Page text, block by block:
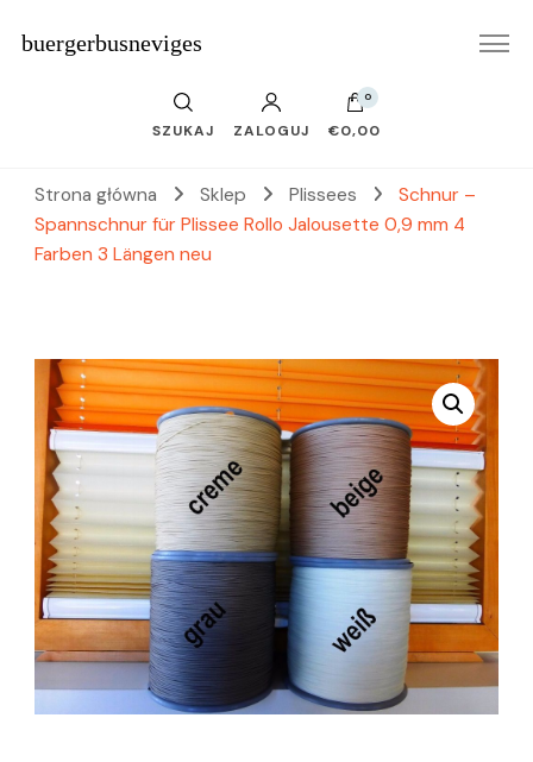
buergerbusneviges
SZUKAJ ZALOGUJ
0
€0,00
Strona główna Sklep Plissees
Schnur –
Spannschnur für Plissee Rollo Jalousette 0,9 mm 4
Farben 3 Längen neu